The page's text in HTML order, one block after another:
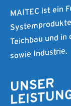
MAITEC ist
Teichbau und
sowie Industrie.
UNSER